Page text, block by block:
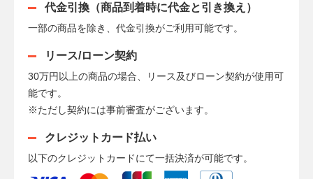
代金引換（商品到着時に代金と引き換え）
一部の商品を除き、代金引換がご利用可能です。
リース/ローン契約
30万円以上の商品の場合、リース及びローン契約が使用可
能です。
※ただし契約には事前審査がございます。
クレジットカード払い
以下のクレジットカードにて一括決済が可能です。